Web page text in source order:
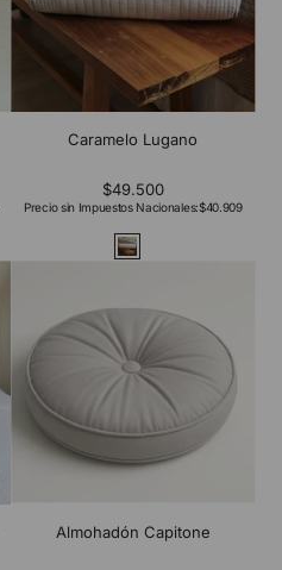
Caramelo Lugano
$49.500
Precio sin Impuestos Nacionales:$40.909
Almohadón Capitone